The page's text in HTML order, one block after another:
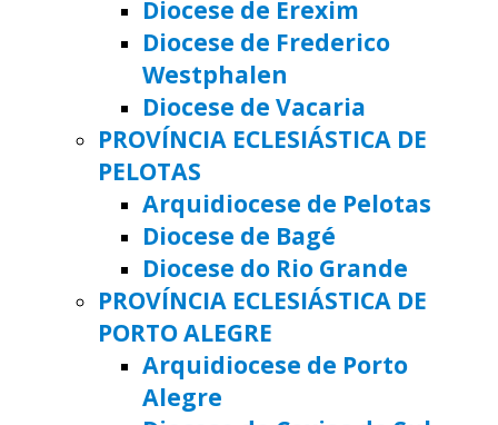
Diocese de Erexim
Diocese de Frederico
Westphalen
Diocese de Vacaria
PROVÍNCIA ECLESIÁSTICA DE
PELOTAS
Arquidiocese de Pelotas
Diocese de Bagé
Diocese do Rio Grande
PROVÍNCIA ECLESIÁSTICA DE
PORTO ALEGRE
Arquidiocese de Porto
Alegre